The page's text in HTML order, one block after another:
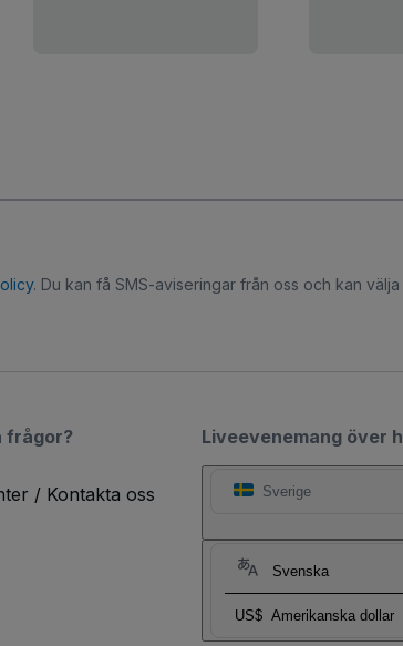
. Du kan få SMS-aviseringar från oss och kan
Liveevenemang över
Sverige
Svenska
US$ Amerikanska dollar
frågor?
/ Kontakta oss